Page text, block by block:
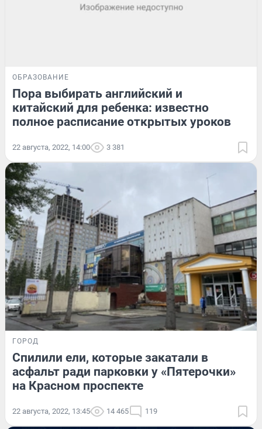
ОБРАЗОВАНИЕ
Пора выбирать английский и
китайский для ребенка: известно
полное расписание открытых уроков
22 августа, 2022, 14:00 3 381
ГОРОД
Спилили ели, которые закатали в
асфальт ради парковки у «Пятерочки»
на Красном проспекте
22 августа, 2022, 13:45 14 465 119